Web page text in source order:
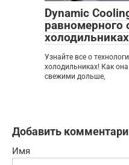
Dynamic
равномерного
Узнайте все о
холодильниках! Как
свежими дольше,
Добавить
Имя